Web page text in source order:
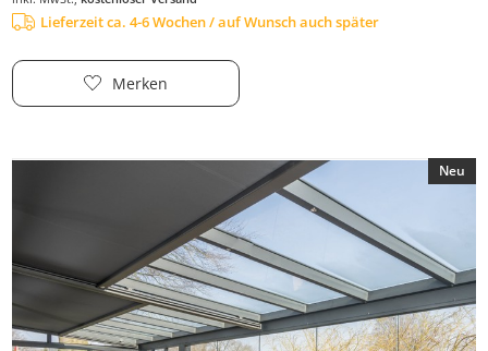
Lieferzeit ca. 4-6 Wochen / auf Wunsch auch später
Merken
Neu